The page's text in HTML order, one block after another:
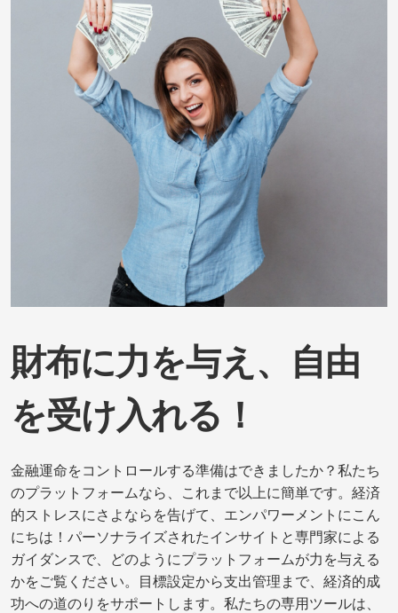
財布に力を与え、自由
を受け入れる！
金融運命をコントロールする準備はできましたか？私たち
のプラットフォームなら、これまで以上に簡単です。経済
的ストレスにさよならを告げて、エンパワーメントにこん
にちは！パーソナライズされたインサイトと専門家による
ガイダンスで、どのようにプラットフォームが力を与える
かをご覧ください。目標設定から支出管理まで、経済的成
功への道のりをサポートします。私たちの専用ツールは、